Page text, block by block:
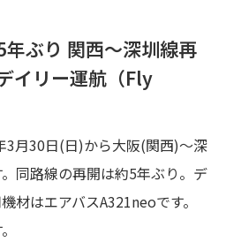
ぶり 関西〜深圳線再
イリー運航（Fly
3月30日(日)から大阪(関西)〜深
同路線の再開は約5年ぶり。デ
材はエアバスA321neoです。